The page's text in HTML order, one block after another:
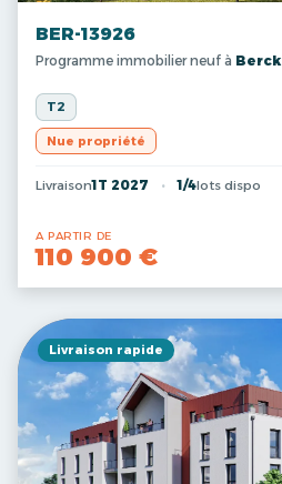
BER-13926
Programme immobilier neuf à Berck
T2
Nue propriété
Livraison1T 2027 1/4lots dispo
A PARTIR DE
110 900 €
Livraison rapide